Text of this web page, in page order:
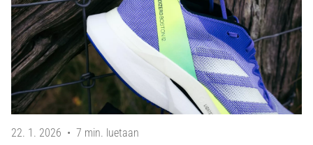
22. 1. 2026 • 7 min. luetaan